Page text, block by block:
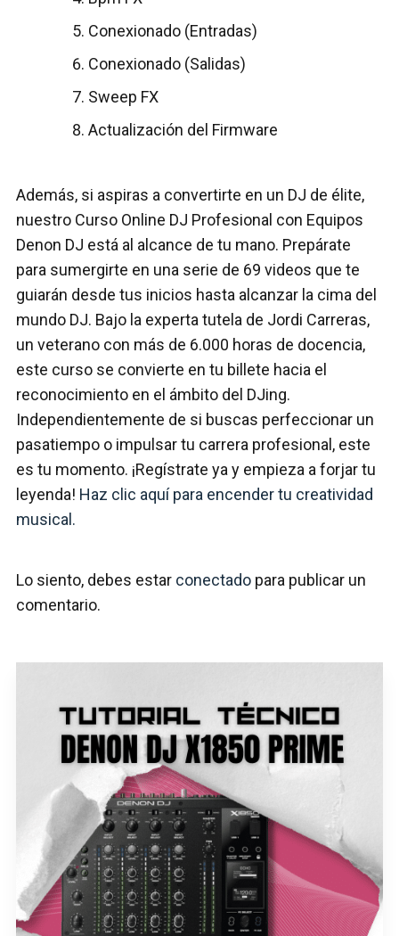
Conexionado (Entradas)
Conexionado (Salidas)
Sweep FX
Actualización del Firmware
Además, si aspiras a convertirte en un DJ de élite,
nuestro Curso Online DJ Profesional con Equipos
Denon DJ está al alcance de tu mano. Prepárate
para sumergirte en una serie de 69 videos que te
guiarán desde tus inicios hasta alcanzar la cima del
mundo DJ. Bajo la experta tutela de Jordi Carreras,
un veterano con más de 6.000 horas de docencia,
este curso se convierte en tu billete hacia el
reconocimiento en el ámbito del DJing.
Independientemente de si buscas perfeccionar un
pasatiempo o impulsar tu carrera profesional, este
es tu momento. ¡Regístrate ya y empieza a forjar tu
leyenda! Haz clic aquí para encender tu creatividad
musical.
Lo siento, debes estar conectado para publicar un
comentario.